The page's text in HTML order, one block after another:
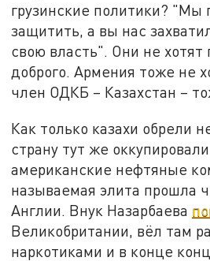
грузинские политики? "Мы
защитить, а вы нас
свою власть". Они не хотят
доброго. Армения тоже не
член ОДКБ – Казахстан –
Как только казахи обрели
страну тут же
американские нефтяные
называемая элита прошла
Англии. Внук Назарбаева
Великобритании, вёл там
наркотиками и в конце